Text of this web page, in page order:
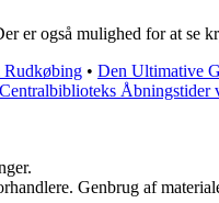
er også mulighed for at se
Rudkøbing • Den Ultimative
Åbningstider
Genbrug af